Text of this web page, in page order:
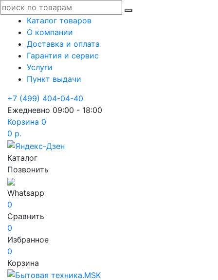
Каталог товаров
О компании
Доставка и оплата
Гарантия и сервис
Услуги
Пункт выдачи
+7 (499) 404-04-40
Ежедневно 09:00 - 18:00
Корзина 0
0 р.
Каталог
Позвонить
Whatsapp
0
Сравнить
0
Избранное
0
Корзина